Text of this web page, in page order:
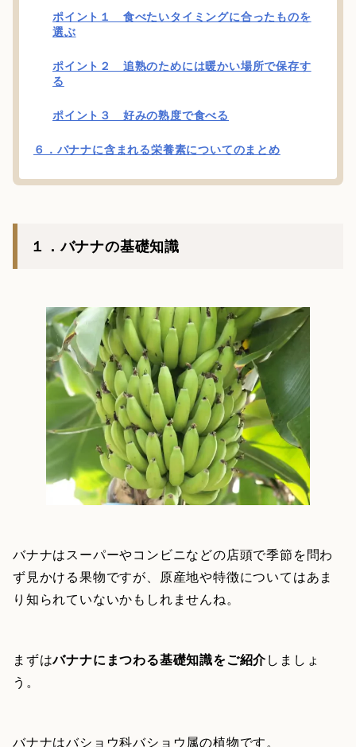
ポイント１ 食べたいタイミングに合ったものを
選ぶ
ポイント２ 追熟のためには暖かい場所で保存す
る
ポイント３ 好みの熟度で食べる
６．バナナに含まれる栄養素についてのまとめ
１．バナナの基礎知識
バナナはスーパーやコンビニなどの店頭で季節を問わ
ず見かける果物ですが、原産地や特徴についてはあま
り知られていないかもしれませんね。
まずはバナナにまつわる基礎知識をご紹介しましょ
う。
バナナはバショウ科バショウ属の植物です。